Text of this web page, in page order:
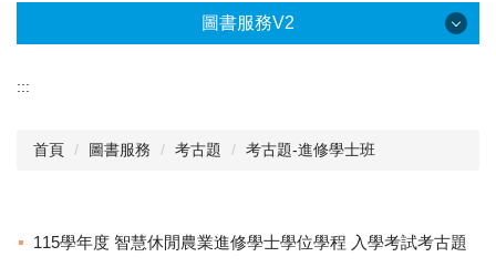
圖書服務V2
:::
首頁 圖書服務 考古題 考古題-進修學士班
115學年度 智慧休閒農業進修學士學位學程 入學考試考古題